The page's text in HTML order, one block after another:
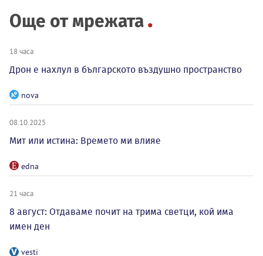
Още от мрежата
18 часа
Дрон е нахлул в българското въздушно пространство
nova
08.10.2025
Мит или истина: Времето ми влияе
edna
21 часа
8 август: Отдаваме почит на трима светци, кой има
имен ден
vesti